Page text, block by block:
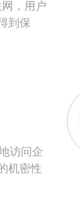
，用户
到保
访问企
机密性